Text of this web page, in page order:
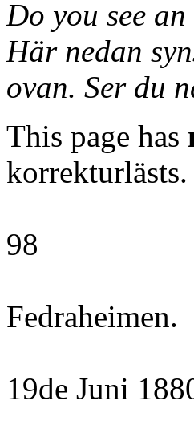
Do you see
Här nedan
ovan. Ser du
This page has
korrekturlästs.
98
Fedraheimen.
19de Juni